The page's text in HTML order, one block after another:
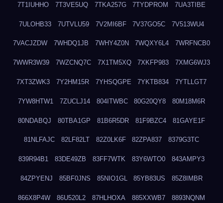
7T1IUHHO 7T3VE5UQ 7TKA257G 7TYDPROM 7UA3TIBE
7ULOHB33 7UTVLU59 7V2MI6BF 7V37GO5C 7V513WU4
7VACJZDW 7WHDQ1JB 7WHY4Z0N 7WQXY6L4 7WRFNCB0
7WWR3W39 7WZCNQ7C 7X1TM5XQ 7XKFP983 7XMG6WJ3
7XT3ZWK3 7Y2HM15R 7YHSQGPE 7YKTB834 7YTLLGT7
7YW8HTW1 7ZUCLJ14 804ITWBC 80G20QY8 80M18M6R
80NDABQJ 80TBA1GP 81B6R5DR 81F9BZC4 81GAYE1F
81NLFAJC 82LF82LT 82Z0LK6F 82ZPA837 8379G3TC
839R94B1 83DE49ZB 83FF7WTK 83Y6WTO0 843AMPY3
84ZPYENJ 85BF0JNS 85NIO1GL 85YB83US 85Z8IMBR
866X8P4W 86U520L2 87HLHOXA 885XXWB7 8893NQNM